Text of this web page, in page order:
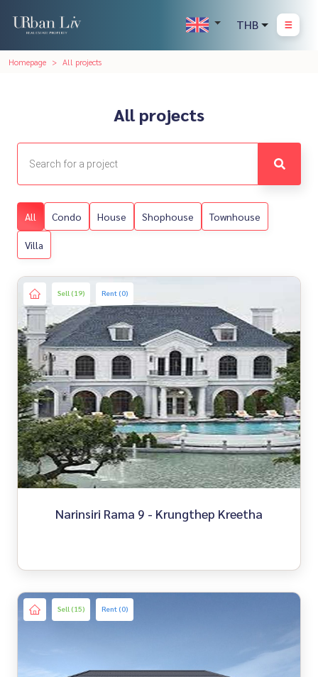
THB
Homepage All projects
All projects
All Condo House Shophouse Townhouse
Villa
Sell (19) Rent (0)
Narinsiri Rama 9 - Krungthep Kreetha
Sell (15) Rent (0)